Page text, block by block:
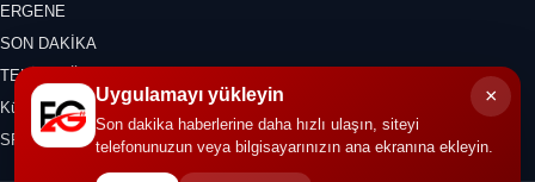
ERGENE
SON DAKİKA
TEKİRDAĞ
Kültür Sanat
SPOR
×
Uygulamayı yükleyin
Son dakika haberlerine daha hızlı ulaşın, siteyi
telefonunuzun veya bilgisayarınızın ana ekranına ekleyin.